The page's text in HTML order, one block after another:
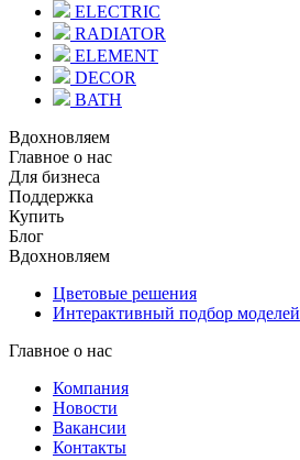
ELECTRIC
RADIATOR
ELEMENT
DECOR
BATH
Вдохновляем
Главное о нас
Для бизнеса
Поддержка
Купить
Блог
Вдохновляем
Цветовые решения
Интерактивный подбор моделей
Главное о нас
Компания
Новости
Вакансии
Контакты